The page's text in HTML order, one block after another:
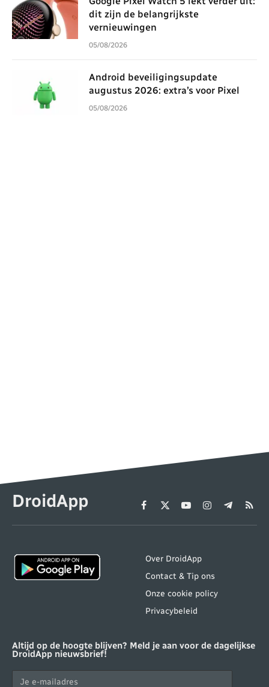
dit zijn de belangrijkste
vernieuwingen
05/08/2026
Android beveiligingsupdate
augustus 2026: extra’s voor Pixel
05/08/2026
DroidApp Facebook
X
(Twitter)
YouTubeInstagram
Telegram
RSS
Over DroidApp
Contact & Tip ons
Onze cookie policy
Privacybeleid
Altijd op de hoogte blijven? Meld je aan voor de dagelijkse
DroidApp nieuwsbrief!